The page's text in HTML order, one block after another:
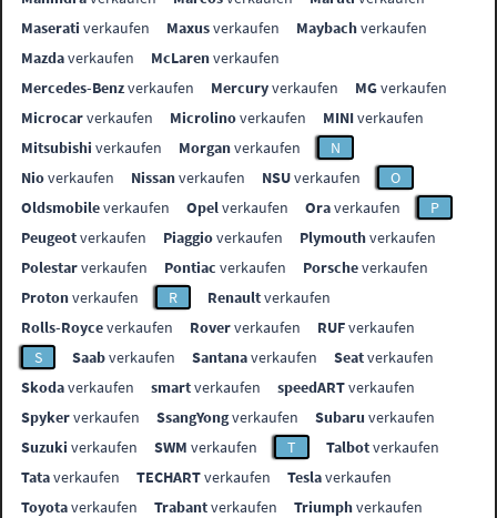
Maserati verkaufen Maxusverkaufen Maybachverkaufen
Mazdaverkaufen McLarenverkaufen
Mercedes-Benzverkaufen Mercuryverkaufen MGverkaufen
Microcarverkaufen Microlinoverkaufen MINIverkaufen
Mitsubishi verkaufen Morganverkaufen
N
Nioverkaufen Nissanverkaufen NSUverkaufen
O
Oldsmobileverkaufen Opelverkaufen Oraverkaufen
P
Peugeotverkaufen Piaggioverkaufen Plymouthverkaufen
Polestarverkaufen Pontiac verkaufen Porscheverkaufen
Protonverkaufen R Renaultverkaufen
Rolls-Royceverkaufen Roververkaufen RUFverkaufen
S
Saabverkaufen Santanaverkaufen Seatverkaufen
Skodaverkaufen smartverkaufen speedARTverkaufen
Spykerverkaufen SsangYongverkaufen Subaru verkaufen
Suzuki verkaufen SWM verkaufen T Talbotverkaufen
Tataverkaufen TECHARTverkaufen Teslaverkaufen
Toyotaverkaufen Trabantverkaufen Triumphverkaufen